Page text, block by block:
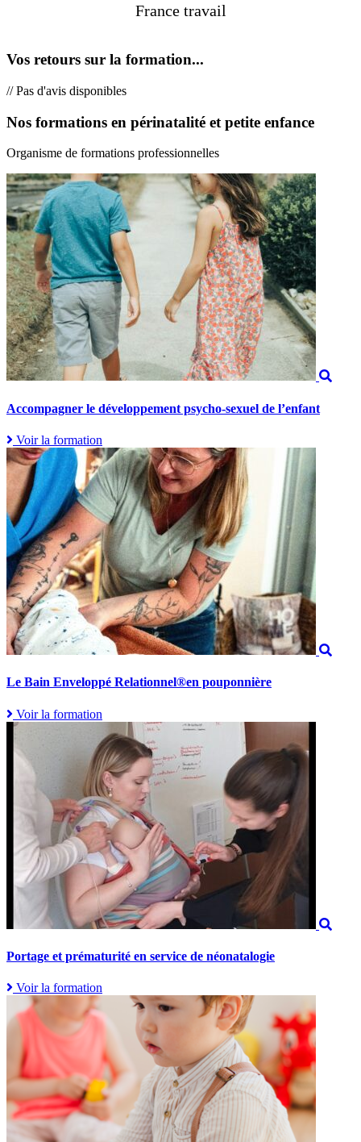
France travail
Vos retours sur la formation...
// Pas d'avis disponibles
Nos formations en périnatalité et petite enfance
Organisme de formations professionnelles
Accompagner le développement psycho-sexuel de l’enfant
Voir la formation
Le Bain Enveloppé Relationnel®en pouponnière
Voir la formation
Portage et prématurité en service de néonatalogie
Voir la formation